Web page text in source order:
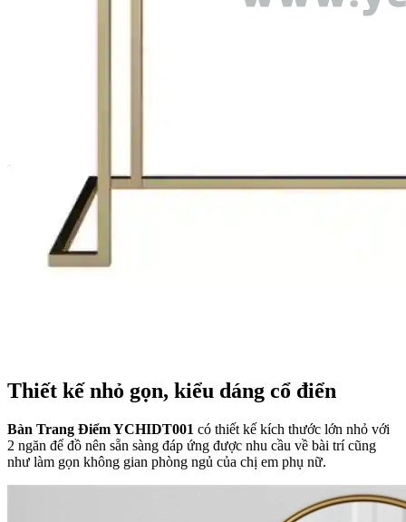
Thiết kế nhỏ gọn, kiểu dáng cổ điển
Bàn Trang Điểm YCHIDT001 có thiết kế kích thước lớn nhỏ với
2 ngăn để đồ nên sẵn sàng đáp ứng được nhu cầu về bài trí cũng
như làm gọn không gian phòng ngủ của chị em phụ nữ.